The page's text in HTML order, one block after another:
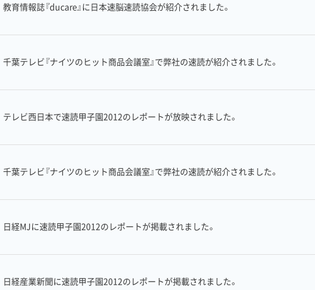
教育情報誌『ducare』に日本速脳速読協会が紹介されました。
千葉テレビ『ナイツのヒット商品会議室』で弊社の速読が紹介されました。
テレビ西日本で速読甲子園2012のレポートが放映されました。
千葉テレビ『ナイツのヒット商品会議室』で弊社の速読が紹介されました。
日経MJに速読甲子園2012のレポートが掲載されました。
日経産業新聞に速読甲子園2012のレポートが掲載されました。